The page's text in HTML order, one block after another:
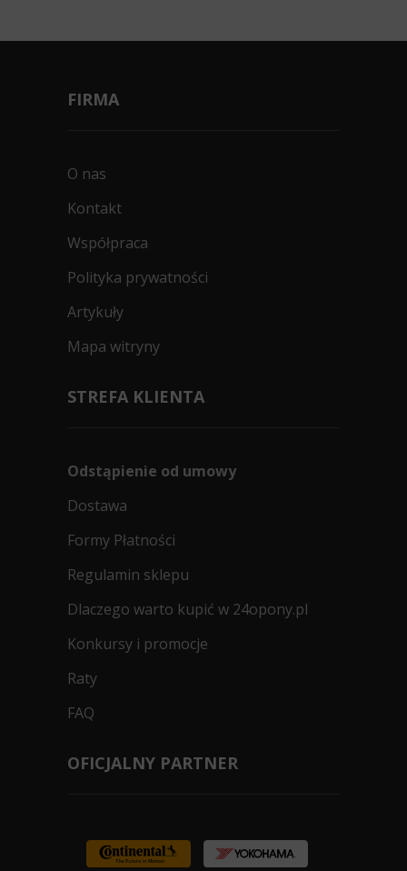
FIRMA
O nas
Kontakt
Współpraca
Polityka prywatności
Artykuły
Mapa witryny
STREFA KLIENTA
Odstąpienie od umowy
Dostawa
Formy Płatności
Regulamin sklepu
Dlaczego warto kupić w 24opony.pl
Konkursy i promocje
Raty
FAQ
OFICJALNY PARTNER